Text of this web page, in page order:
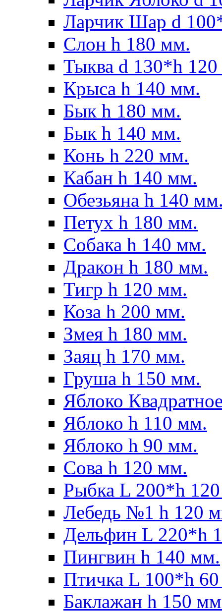
Ларчик Шар d
Слон h 180 мм.
Тыква d 130*h
Крыса h 140 мм.
Бык h 180 мм.
Бык h 140 мм.
Конь h 220 мм.
Кабан h 140 мм.
Обезьяна h 140
Петух h 180 мм.
Собака h 140 мм.
Дракон h 180 мм.
Тигр h 120 мм.
Коза h 200 мм.
Змея h 180 мм.
Заяц h 170 мм.
Груша h 150 мм.
Яблоко
Яблоко h 110 мм.
Яблоко h 90 мм.
Сова h 120 мм.
Рыбка L 200*h
Лебедь №1 h 120
Дельфин L 220*h
Пингвин h 140 мм.
Птичка L 100*h
Баклажан h 150